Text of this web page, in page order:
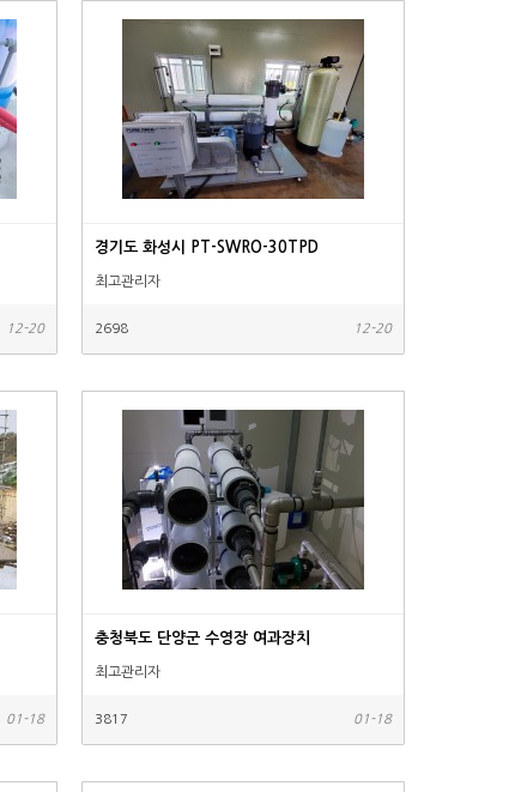
12-20
경기도 화성시 PT-SWRO-30TPD
최고관리자
2698 12-20
01-18
충청북도 단양군 수영장 여과장치
최고관리자
3817 01-18